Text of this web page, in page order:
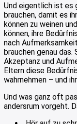
Und eigentlich ist es
brauchen, damit es
können zu weinen
können, ihre
nach
brauchen genau das.
Akzeptanz und
Eltern diese
wahrnehmen – und
Und was ganz oft
andersrum vorgeht.